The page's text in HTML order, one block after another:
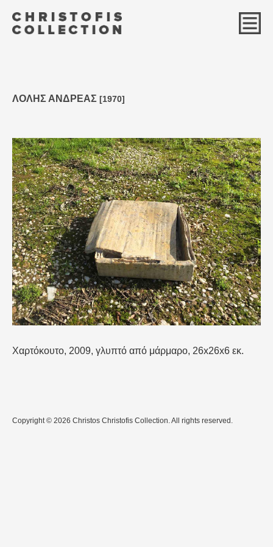
ΛΟΛΗΣ ΑΝΔΡΕΑΣ [1970]
Χαρτόκουτο, 2009, γλυπτό από μάρμαρο, 26x26x6 εκ.
Copyright © 2026 Christos Christofis Collection. All rights reserved.